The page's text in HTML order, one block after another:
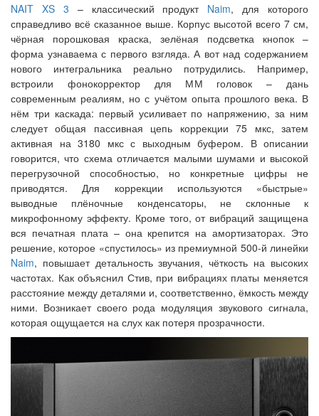
NAIT XS 3 – классический продукт Naim, для которого
справедливо всё сказанное выше. Корпус высотой всего 7 см,
чёрная порошковая краска, зелёная подсветка кнопок –
форма узнаваема с первого взгляда. А вот над содержанием
нового интегральника реально потрудились. Например,
встроили фонокорректор для ММ головок – дань
современным реалиям, но с учётом опыта прошлого века. В
нём три каскада: первый усиливает по напряжению, за ним
следует общая пассивная цепь коррекции 75 мкс, затем
активная на 3180 мкс с выходным буфером. В описании
говорится, что схема отличается малыми шумами и высокой
перегрузочной способностью, но конкретные цифры не
приводятся. Для коррекции используются «быстрые»
выводные плёночные конденсаторы, не склонные к
микрофонному эффекту. Кроме того, от вибраций защищена
вся печатная плата – она крепится на амортизаторах. Это
решение, которое «спустилось» из премиумной 500-й линейки
Naim, повышает детальность звучания, чёткость на высоких
частотах. Как объяснил Стив, при вибрациях платы меняется
расстояние между деталями и, соответственно, ёмкость между
ними. Возникает своего рода модуляция звукового сигнала,
которая ощущается на слух как потеря прозрачности.